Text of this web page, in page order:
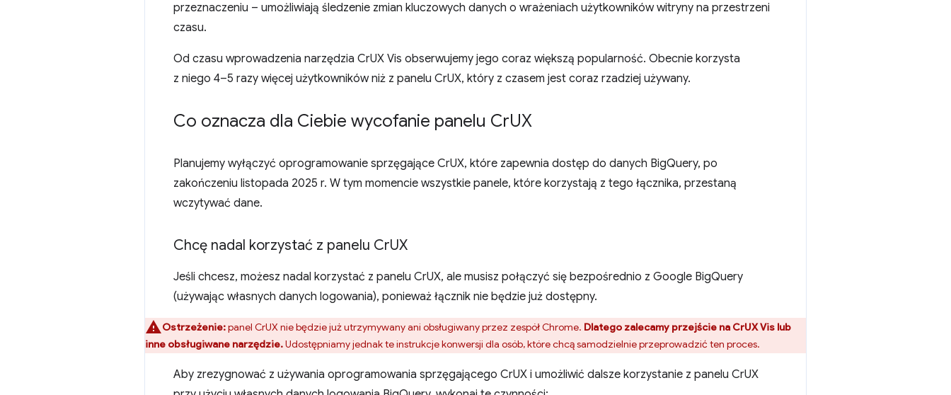
przeznaczeniu – umożliwiają śledzenie zmian kluczowych danych o wrażeniach użytkowników witryny na przestrzeni
czasu.
Od czasu wprowadzenia narzędzia CrUX Vis obserwujemy jego coraz większą popularność. Obecnie korzysta
z niego 4–5 razy więcej użytkowników niż z panelu CrUX, który z czasem jest coraz rzadziej używany.
Co oznacza dla Ciebie wycofanie panelu CrUX
Planujemy wyłączyć oprogramowanie sprzęgające CrUX, które zapewnia dostęp do danych BigQuery, po
zakończeniu listopada 2025 r. W tym momencie wszystkie panele, które korzystają z tego łącznika, przestaną
wczytywać dane.
Chcę nadal korzystać z panelu CrUX
Jeśli chcesz, możesz nadal korzystać z panelu CrUX, ale musisz połączyć się bezpośrednio z Google BigQuery
(używając własnych danych logowania), ponieważ łącznik nie będzie już dostępny.
Ostrzeżenie:panel CrUX nie będzie już utrzymywany ani obsługiwany przez zespół Chrome. Dlatego zalecamy przejście na CrUX Vis lub
inne obsługiwane narzędzie.Udostępniamy jednak te instrukcje konwersji dla osób, które chcą samodzielnie przeprowadzić ten proces.
Aby zrezygnować z używania oprogramowania sprzęgającego CrUX i umożliwić dalsze korzystanie z panelu CrUX